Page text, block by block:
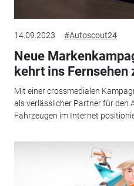
14.09.2023 #Autoscout24
Neue
kehrt ins Fernsehen
Mit einer crossmedialen
als verlässlicher Partner für den
Fahrzeugen im Internet